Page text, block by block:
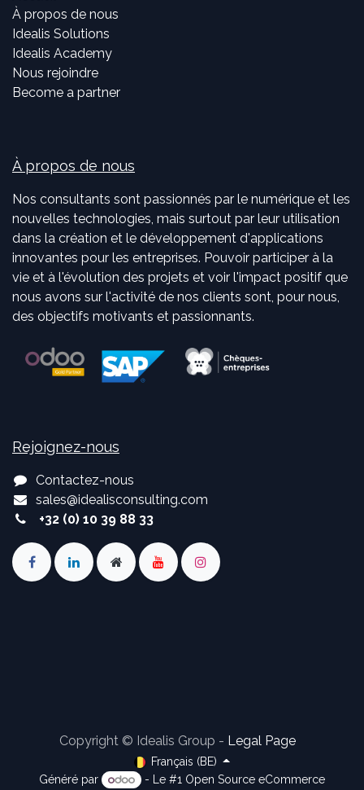
À propos de nous
Idealis Solutions
Idealis Academy
Nous rejoindre
Become a partner
À propos de nous
Nos consultants sont passionnés par le numérique et les
nouvelles technologies, mais surtout par leur utilisation
dans la création et le développement d'applications
innovantes pour les entreprises. Pouvoir participer à la
vie et à l'évolution des projets et voir l'impact positif que
nous avons sur l'activité de nos clients sont, pour nous,
des objectifs motivants et passionnants.
Rejoignez-nous
Contactez-nous
sales@idealisconsulting.com
+32 (0) 10 39 88 33
Copyright © Idealis Group - Legal Page
Français (BE)
Généré par
- Le #1 Open Source eCommerce